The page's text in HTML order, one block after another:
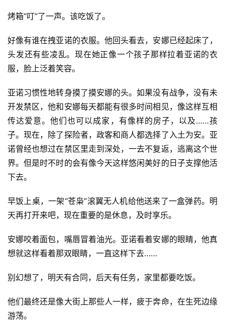
烤箱“叮”了一声。该吃饭了。
好像有谁在拽亚诺的衣服。他回头看去，安娜已经起床了，
头发还有些凌乱。现在她正像一个孩子那样拉着亚诺的衣
服，脸上泛着笑容。
亚诺习惯性地转身摸了摸安娜的头。如果没有战争，没有未
开发禁区，他和安娜每天都能有很多时间相见，像这样互相
传达爱意。他们也可以成家，有像样的房子，以及……孩
子。现在，除了探险者，政客和商人都选择了入土为安。亚
诺曾经也想过在禁区里走到深处，一去不复返，逃离这个世
界。但是时不时的会有像今天这样悠闲美好的日子支撑他活
下去。
早饭上桌，一架“苍枭”滚翼无人机给他送来了一盒弹药。明
天再打开来吧，现在重要的是休息，及时享乐。
安娜咬着面包，嘴唇冒着油光。亚诺看着安娜的眼睛，他真
想就这样看着那双眼睛，一直这样下去……
别幻想了，明天有合同，后天有任务，家里都要吃饭。
他们最终还是像大街上那些人一样，疲于奔命，在生死边缘
游荡。